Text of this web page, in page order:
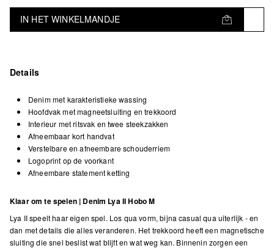
IN HET WINKELMANDJE
Details
Denim met karakteristieke wassing
Hoofdvak met magneetsluiting en trekkoord
Interieur met ritsvak en twee steekzakken
Afneembaar kort handvat
Verstelbare en afneembare schouderriem
Logoprint op de voorkant
Afneembare statement ketting
Klaar om te spelen | Denim Lya II Hobo M
Lya II speelt haar eigen spel. Los qua vorm, bijna casual qua uiterlijk - en
dan met details die alles veranderen. Het trekkoord heeft een magnetische
sluiting die snel beslist wat blijft en wat weg kan. Binnenin zorgen een